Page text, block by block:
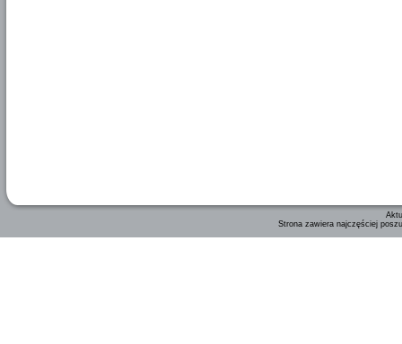
Strona zawiera najczęściej